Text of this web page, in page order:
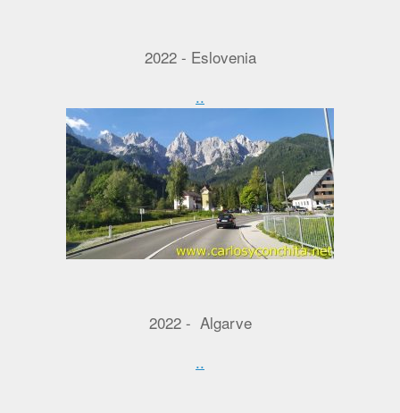
2022 - Eslovenia
..
2022 - Algarve
..